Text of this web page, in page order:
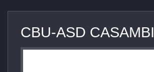
CBU-ASD CASAMBI